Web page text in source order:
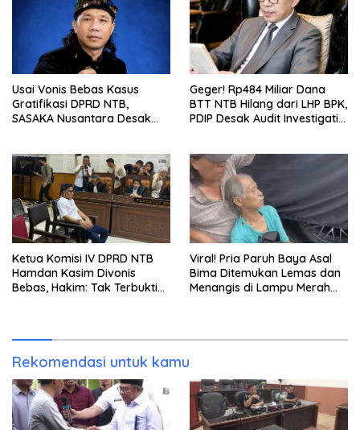
Usai Vonis Bebas Kasus
Gratifikasi DPRD NTB,
SASAKA Nusantara Desak
Geger! Rp484 Miliar Dana
BTT NTB Hilang dari LHP BPK,
PDIP Desak Audit Investigatif
Ketua Komisi IV DPRD NTB
Hamdan Kasim Divonis
Bebas, Hakim: Tak Terbukti
Viral! Pria Paruh Baya Asal
Bima Ditemukan Lemas dan
Menangis di Lampu Merah
Rekomendasi untuk kamu